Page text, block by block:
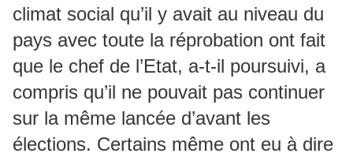
climat social qu’il y avait au niveau du
pays avec toute la réprobation ont fait
que le chef de l’Etat, a-t-il poursuivi, a
compris qu’il ne pouvait pas continuer
sur la même lancée d’avant les
élections. Certains même ont eu à dire